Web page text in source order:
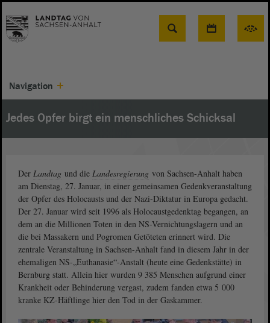
Suche
Navigation
Jedes Opfer birgt ein menschliches Schicksal
Der Landtag und die Landesregierung von Sachsen-Anhalt haben
am Dienstag, 27. Januar, in einer gemeinsamen Gedenkveranstaltung
der Opfer des Holocausts und der Nazi-Diktatur in Europa gedacht.
Der 27. Januar wird seit 1996 als Holocaustgedenktag begangen, an
dem an die Millionen Toten in den NS-Vernichtungslagern und an
die bei Massakern und Pogromen Getöteten erinnert wird. Die
zentrale Veranstaltung in Sachsen-Anhalt fand in diesem Jahr in der
ehemaligen NS-„Euthanasie“-Anstalt (heute eine Gedenkstätte) in
Bernburg statt. Allein hier wurden 9 385 Menschen aufgrund einer
Krankheit oder Behinderung vergast, zudem fanden etwa 5 000
kranke KZ-Häftlinge hier den Tod in der Gaskammer.